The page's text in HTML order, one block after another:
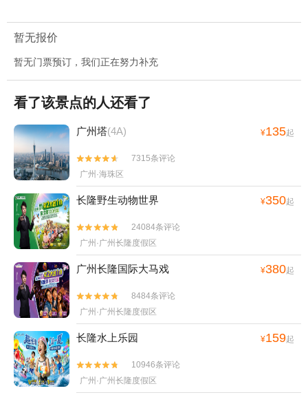
暂无报价
暂无门票预订，我们正在努力补充
看了该景点的人还看了
广州塔(4A) ¥135起


7315条评论
广州·海珠区
长隆野生动物世界 ¥350起


24084条评论
广州·广州长隆度假区
广州长隆国际大马戏 ¥380起


8484条评论
广州·广州长隆度假区
长隆水上乐园 ¥159起


10946条评论
广州·广州长隆度假区